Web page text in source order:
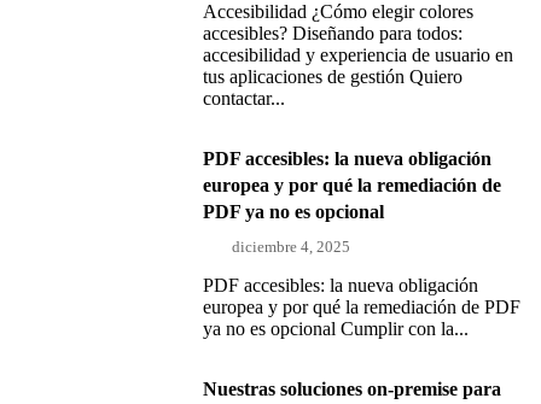
Accesibilidad ¿Cómo elegir colores
accesibles? Diseñando para todos:
accesibilidad y experiencia de usuario en
tus aplicaciones de gestión Quiero
contactar...
PDF accesibles: la nueva obligación
europea y por qué la remediación de
PDF ya no es opcional
diciembre 4, 2025
PDF accesibles: la nueva obligación
europea y por qué la remediación de PDF
ya no es opcional Cumplir con la...
Nuestras soluciones on-premise para